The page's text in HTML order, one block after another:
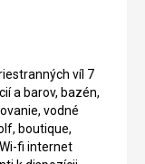
víl 7
a barov, bazén,
vodné
boutique,
fi internet